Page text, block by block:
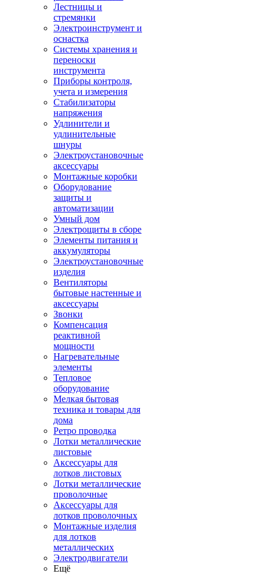
Лестницы и
стремянки
Электроинструмент и
оснастка
Системы хранения и
переноски
инструмента
Приборы контроля,
учета и измерения
Стабилизаторы
напряжения
Удлинители и
удлинительные
шнуры
Электроустановочные
аксессуары
Монтажные коробки
Оборудование
защиты и
автоматизации
Умный дом
Электрощиты в сборе
Элементы питания и
аккумуляторы
Электроустановочные
изделия
Вентиляторы
бытовые настенные и
аксессуары
Звонки
Компенсация
реактивной
мощности
Нагревательные
элементы
Тепловое
оборудование
Мелкая бытовая
техника и товары для
дома
Ретро проводка
Лотки металлические
листовые
Аксессуары для
лотков листовых
Лотки металлические
проволочные
Аксессуары для
лотков проволочных
Монтажные изделия
для лотков
металлических
Электродвигатели
Ещё